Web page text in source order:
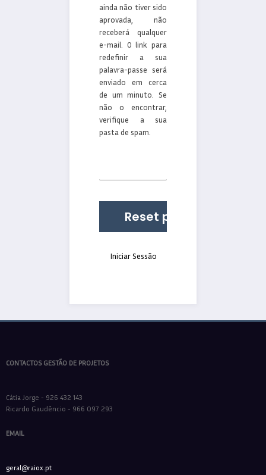
ainda não tiver sido
aprovada, não
receberá qualquer
e-mail. O link para
redefinir a sua
palavra-passe será
enviado em cerca
de um minuto. Se
não o encontrar,
verifique a sua
pasta de spam.
Iniciar Sessão
CONTACTOS GESTÃO DE PROJETOS
Cátia Jorge - 926 432 143
Ricardo Gaudêncio - 966 097 293
EMAIL
geral@raiox.pt